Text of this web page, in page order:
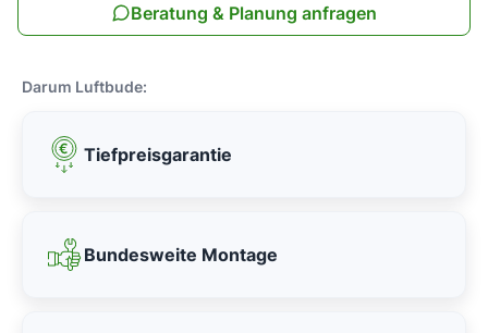
Beratung & Planung anfragen
Darum Luftbude:
Tiefpreisgarantie
Bundesweite Montage